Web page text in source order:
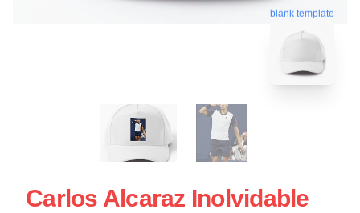
blank template
Carlos Alcaraz Inolvidable